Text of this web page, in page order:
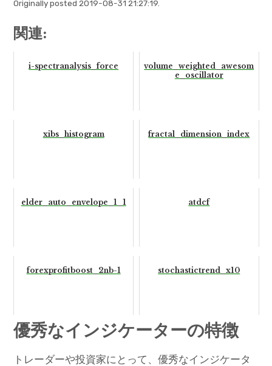
Originally posted 2019-08-31 21:27:19.
関連:
i-spectranalysis_force
volume_weighted_awesom
e_oscillator
xibs_histogram fractal_dimension_index
elder_auto_envelope_1_1 atdcf
forexprofitboost_2nb-1 stochastictrend_x10
優秀なインジケーターの特徴
トレーダーや投資家にとって、優秀なインジケータ